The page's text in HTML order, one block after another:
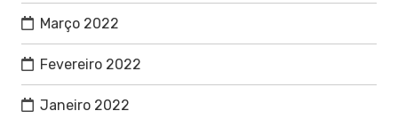
Março 2022
Fevereiro 2022
Janeiro 2022